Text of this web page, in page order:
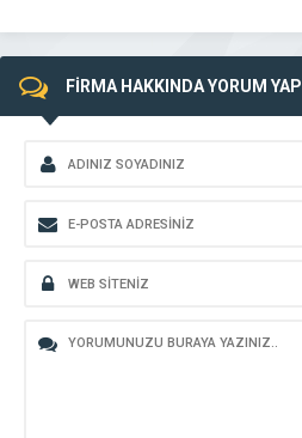
FİRMA HAKKINDA YORUM YAP